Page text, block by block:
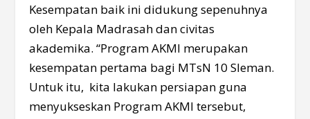
Kesempatan baik ini didukung sepenuhnya
oleh Kepala Madrasah dan civitas
akademika. “Program AKMI merupakan
kesempatan pertama bagi MTsN 10 Sleman.
Untuk itu, kita lakukan persiapan guna
menyukseskan Program AKMI tersebut,